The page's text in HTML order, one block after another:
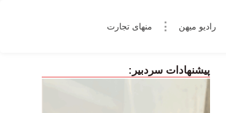
رادیو میهن منهای تجارت
پیشنهادات سردبیر: